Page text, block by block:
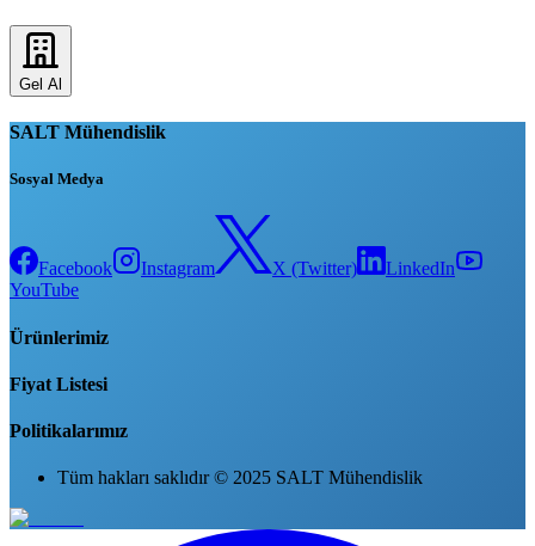
Gel Al
SALT Mühendislik
Sosyal Medya
Facebook Instagram X (Twitter)
LinkedIn
YouTube
Ürünlerimiz
Fiyat Listesi
Politikalarımız
Tüm hakları saklıdır © 2025 SALT Mühendislik